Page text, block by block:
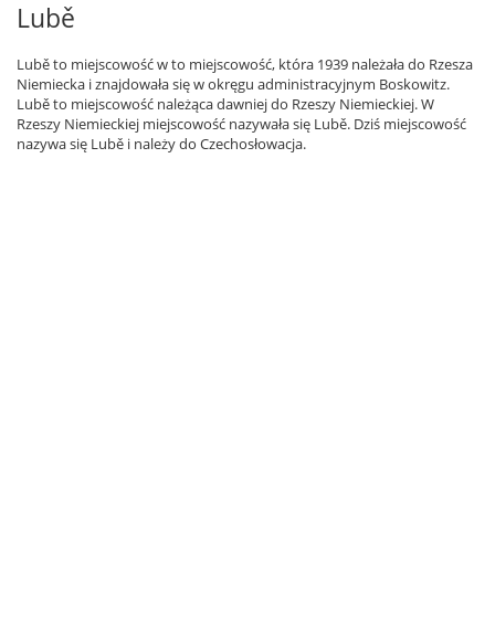
Lubě
Lubě to miejscowość w to miejscowość, która 1939 należała do Rzesza
Niemiecka i znajdowała się w okręgu administracyjnym Boskowitz.
Lubě to miejscowość należąca dawniej do Rzeszy Niemieckiej. W
Rzeszy Niemieckiej miejscowość nazywała się Lubě. Dziś miejscowość
nazywa się Lubě i należy do Czechosłowacja.